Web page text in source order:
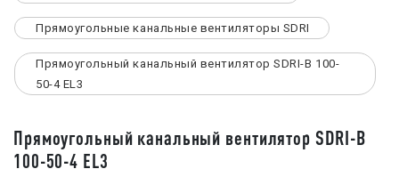
Прямоугольные канальные вентиляторы SDRI
Прямоугольный канальный вентилятор SDRI-B 100-
50-4 EL3
Прямоугольный канальный вентилятор SDRI-B
100-50-4 EL3